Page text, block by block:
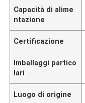
Capacità di alime
ntazione
Certificazione
Imballaggi partico
lari
Luogo di origine